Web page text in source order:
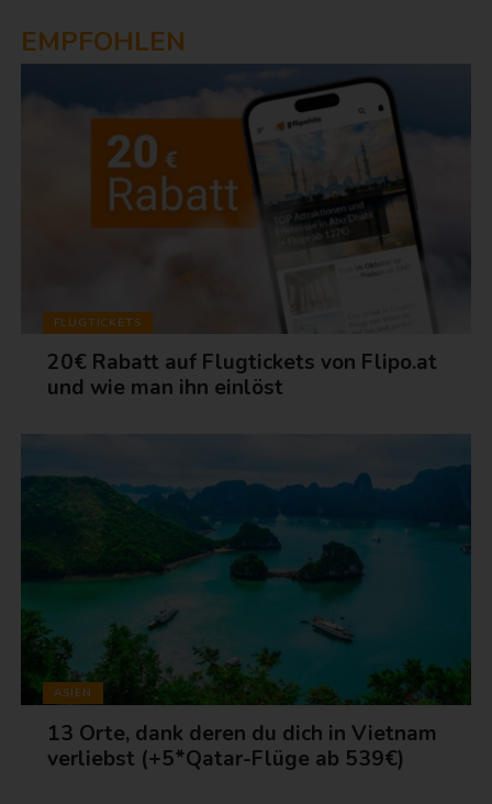
EMPFOHLEN
FLUGTICKETS
20€ Rabatt auf Flugtickets von Flipo.at
und wie man ihn einlöst
ASIEN
13 Orte, dank deren du dich in Vietnam
verliebst (+5*Qatar-Flüge ab 539€)